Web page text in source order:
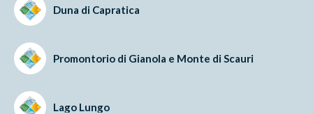
Duna di Capratica
Promontorio di Gianola e Monte di Scauri
Lago Lungo